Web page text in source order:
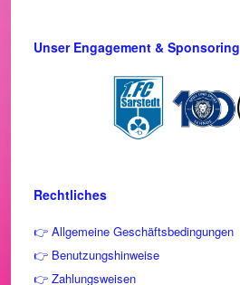
Unser Engagement & Sponsoring
Rechtliches
👉 Allgemeine Geschäftsbedingungen
👉 Benutzungshinweise
👉 Zahlungsweisen